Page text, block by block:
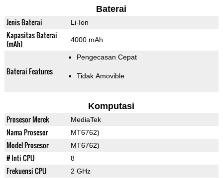
Baterai
Jenis Baterai Li-Ion
Kapasitas Baterai
(mAh)
4000 mAh
Baterai Features
Pengecasan Cepat
Tidak Amovible
Komputasi
Prosesor Merek MediaTek
Nama Prosesor MT6762)
Model Prosesor MT6762)
# Inti CPU 8
Frekuensi CPU 2 GHz